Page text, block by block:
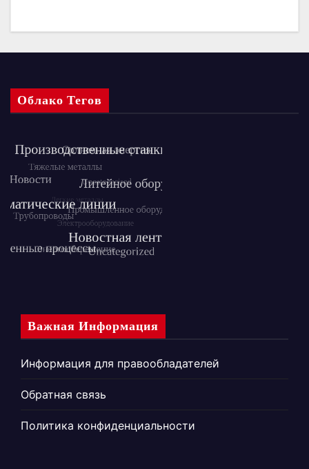
Облако Тегов
Важная Информация
Информация для правообладателей
Обратная связь
Политика конфиденциальности